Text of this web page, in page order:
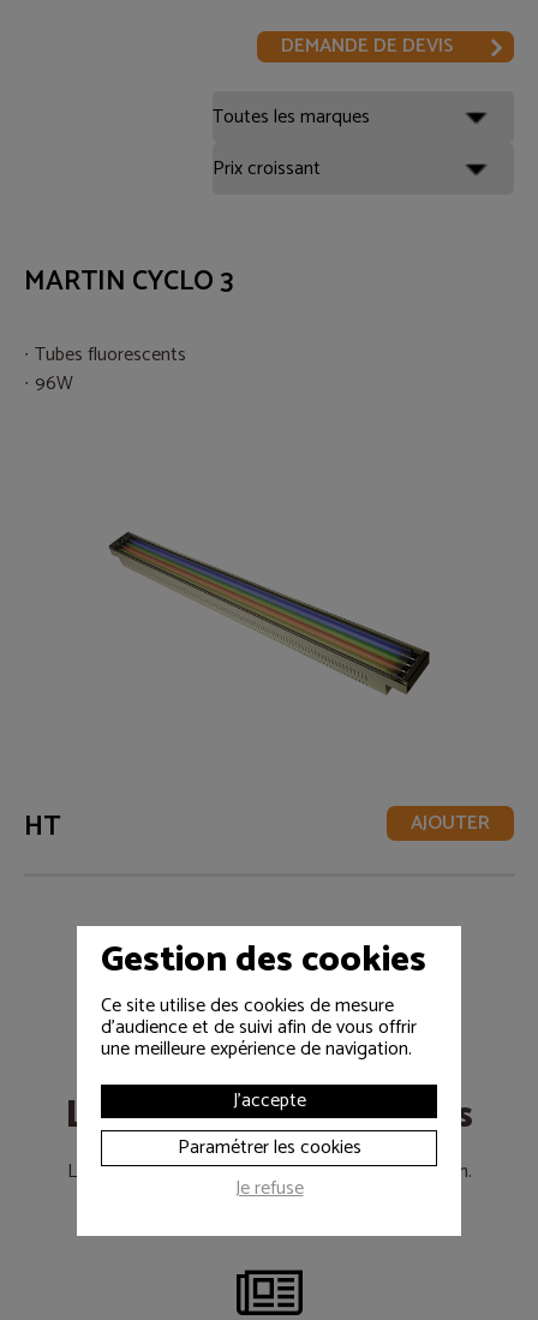
DEMANDE DE DEVIS
MARTIN CYCLO 3
Tubes fluorescents
96W
HT AJOUTER
Les informations utiles
Le déroulement d’un achat de matériel d’occasion.
Les réponses à vos questions….
Gestion des cookies
Ce site utilise des cookies de mesure
d'audience et de suivi afin de vous offrir
une meilleure expérience de navigation.
J'accepte
Paramétrer les cookies
Je refuse